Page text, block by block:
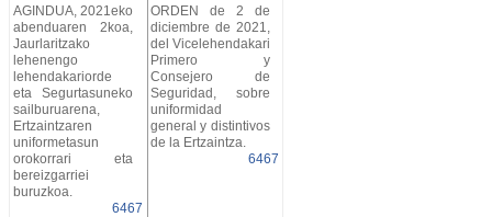
AGINDUA, 2021eko
abenduaren 2koa,
Jaurlaritzako
lehenengo
lehendakariorde
eta Segurtasuneko
sailburuarena,
Ertzaintzaren
uniformetasun
orokorrari eta
bereizgarriei
buruzkoa.
6467
ORDEN de 2 de
diciembre de 2021,
del Vicelehendakari
Primero y
Consejero de
Seguridad, sobre
uniformidad
general y distintivos
de la Ertzaintza.
6467